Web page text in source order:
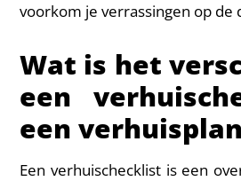
voorkom je verrassingen op de
Wat is het
een
een
Een verhuischecklist is een